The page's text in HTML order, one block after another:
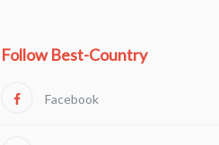
Follow Best-Country
Facebook